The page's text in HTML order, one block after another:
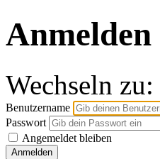
Anmelden
Wechseln zu:
Benutzername
Passwort
Angemeldet bleiben